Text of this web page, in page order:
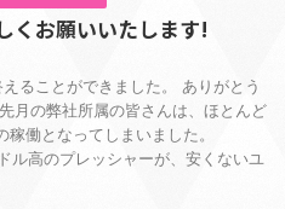
くお願いいたします!
ることができました。 ありがとう
月の弊社所属の皆さんは、ほとんど
稼働となってしまいました。
ル高のプレッシャーが、安くないユ